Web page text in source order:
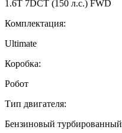
1.6T 7DCT (150 л.с.) FWD
Комплектация:
Ultimate
Коробка:
Робот
Тип двигателя:
Бензиновый турбированный